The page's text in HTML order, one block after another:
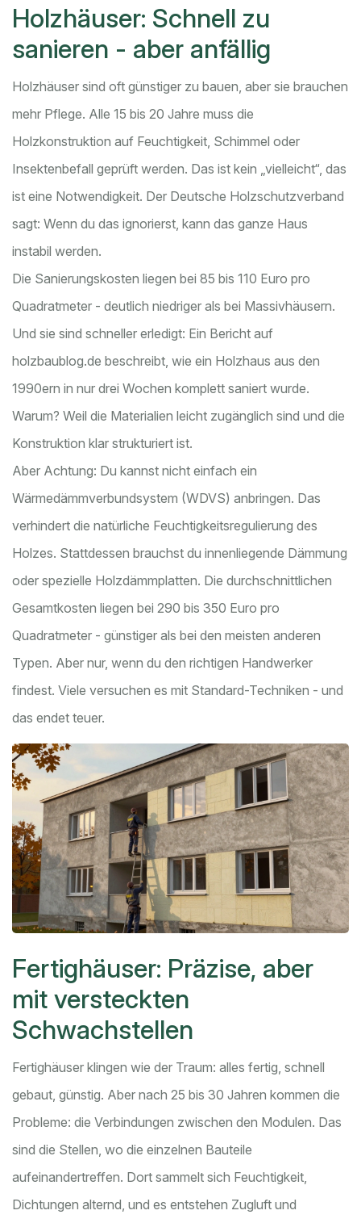
Holzhäuser: Schnell zu
sanieren - aber anfällig
Holzhäuser sind oft günstiger zu bauen, aber sie brauchen
mehr Pflege. Alle 15 bis 20 Jahre muss die
Holzkonstruktion auf Feuchtigkeit, Schimmel oder
Insektenbefall geprüft werden. Das ist kein „vielleicht“, das
ist eine Notwendigkeit. Der Deutsche Holzschutzverband
sagt: Wenn du das ignorierst, kann das ganze Haus
instabil werden.
Die Sanierungskosten liegen bei 85 bis 110 Euro pro
Quadratmeter - deutlich niedriger als bei Massivhäusern.
Und sie sind schneller erledigt: Ein Bericht auf
holzbaublog.de beschreibt, wie ein Holzhaus aus den
1990ern in nur drei Wochen komplett saniert wurde.
Warum? Weil die Materialien leicht zugänglich sind und die
Konstruktion klar strukturiert ist.
Aber Achtung: Du kannst nicht einfach ein
Wärmedämmverbundsystem (WDVS) anbringen. Das
verhindert die natürliche Feuchtigkeitsregulierung des
Holzes. Stattdessen brauchst du innenliegende Dämmung
oder spezielle Holzdämmplatten. Die durchschnittlichen
Gesamtkosten liegen bei 290 bis 350 Euro pro
Quadratmeter - günstiger als bei den meisten anderen
Typen. Aber nur, wenn du den richtigen Handwerker
findest. Viele versuchen es mit Standard-Techniken - und
das endet teuer.
Fertighäuser: Präzise, aber
mit versteckten
Schwachstellen
Fertighäuser klingen wie der Traum: alles fertig, schnell
gebaut, günstig. Aber nach 25 bis 30 Jahren kommen die
Probleme: die Verbindungen zwischen den Modulen. Das
sind die Stellen, wo die einzelnen Bauteile
aufeinandertreffen. Dort sammelt sich Feuchtigkeit,
Dichtungen alternd, und es entstehen Zugluft und